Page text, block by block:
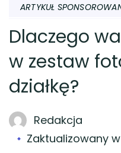
ARTYKUŁ
Dlaczego
w zestaw
działkę?
Redakcja
Zaktualizowany